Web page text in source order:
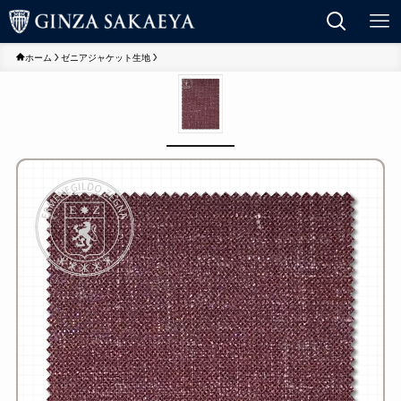
ホーム ゼニアジャケット生地